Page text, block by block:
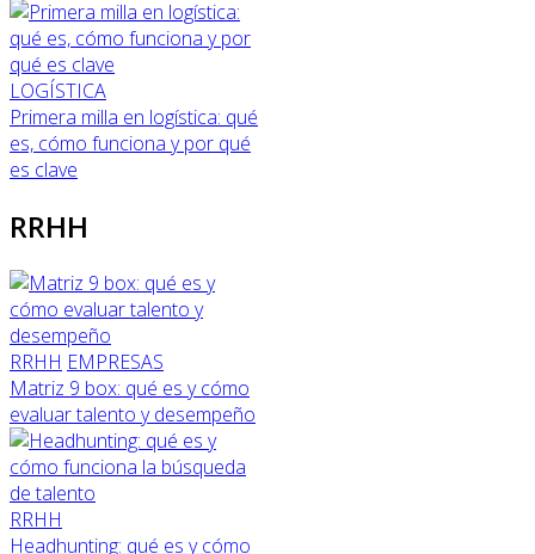
LOGÍSTICA
Primera milla en logística: qué
es, cómo funciona y por qué
es clave
RRHH
RRHH EMPRESAS
Matriz 9 box: qué es y cómo
evaluar talento y desempeño
RRHH
Headhunting: qué es y cómo